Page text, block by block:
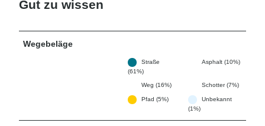
Gut zu wissen
Wegebeläge
Straße
(61%)
Asphalt (10%)
Weg (16%) Schotter (7%)
Pfad (5%)
Unbekannt
(1%)